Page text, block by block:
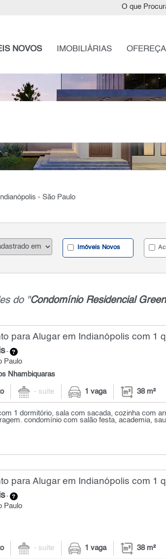
O que
NOVOS IMOBILIÁRIAS
- São Paulo
Imóveis Novos
do "Condomínio Residencial
para Alugar em Indianópolis com 1
-
Paulo
Nhambiquaras
- suíte 1 vaga 38 m²
1 dormitório, sala com sacada, cozinha com
condomínio com salão festa, academia,
para Alugar em Indianópolis com 1
-
Paulo
- suíte 1 vaga 38 m²